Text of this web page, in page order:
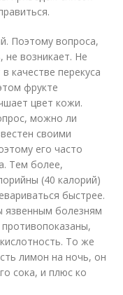
Поэтому вопроса,
возникает. Не
качестве перекуса
фрукте
цвет кожи.
можно ли
своими
его часто
Тем более,
(40 калорий)
быстрее.
язвенным болезням
То же
лимон на ночь, он
сока, и плюс ко